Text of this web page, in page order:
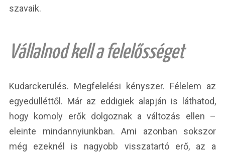
szavaik.
Vállalnod kell a felelősséget
Kudarckerülés. Megfelelési kényszer. Félelem az
egyedülléttől. Már az eddigiek alapján is láthatod,
hogy komoly erők dolgoznak a változás ellen –
eleinte mindannyiunkban. Ami azonban sokszor
még ezeknél is nagyobb visszatartó erő, az a